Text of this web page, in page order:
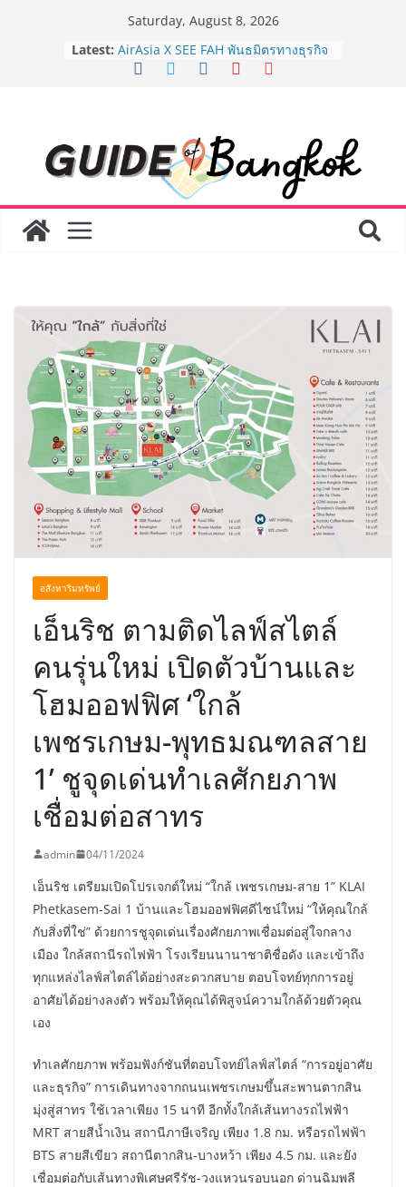
Saturday, August 8, 2026
Latest: AirAsia X SEE FAH พันธมิตรทางธุรกิจ
ยาวนานกว่า 20 ปี ต่อยอดเสิร์ฟความ
“BIO TRADE CONNECT 2026” ยก
ระดับผลิตภัณฑ์ท้องถิ่นสู่ตลาดเชิง
พาณิชย์อย่างยั่งยืน
LORDNINE จัดศึกคนดังสายเกม ไทย
ปะทะ ฟิลิปปินส์ ใน “Rise of the Tenth
ได้เตรียมนักเรียนเพียงเพื่อก้าวเข้าสู่
มหาวิทยาลัยเท่านั้น แต่ยังเตรียมพวก
เขาให้พร้อมเป็นผู้กำหนดอนาคต”
8.8 “ซูเลียน” รวมพลังนักธุรกิจทั่ว
ประเทศ จัดประชุมใหญ่แห่งปี พบ CEO
“ดร.ปิยะวัฒน์” ถ่ายทอดวิสัยทัศน์ธุรกิจ
พร้อมฟรีคอนเสิร์ต “โชค รถแห่” ยกวง
อสังหาริมทรัพย์
เอ็นริช ตามติดไลฟ์สไตล์
คนรุ่นใหม่ เปิดตัวบ้านและ
โฮมออฟฟิศ ‘ใกล้
เพชรเกษม-พุทธมณฑลสาย
1’ ชูจุดเด่นทำเลศักยภาพ
เชื่อมต่อสาทร
admin 04/11/2024
เอ็นริช เตรียมเปิดโปรเจกต์ใหม่ “ใกล้ เพชรเกษม-สาย 1” KLAI
Phetkasem-Sai 1 บ้านและโฮมออฟฟิศดีไซน์ใหม่ “ให้คุณใกล้
กับสิ่งที่ใช่” ด้วยการชูจุดเด่นเรื่องศักยภาพเชื่อมต่อสู่ใจกลาง
เมือง ใกล้สถานีรถไฟฟ้า โรงเรียนนานาชาติชื่อดัง และเข้าถึง
ทุกแหล่งไลฟ์สไตล์ได้อย่างสะดวกสบาย ตอบโจทย์ทุกการอยู่
อาศัยได้อย่างลงตัว พร้อมให้คุณได้พิสูจน์ความใกล้ด้วยตัวคุณ
เอง
ทำเลศักยภาพ พร้อมฟังก์ชันที่ตอบโจทย์ไลฟ์สไตล์ “การอยู่อาศัย
และธุรกิจ” การเดินทางจากถนนเพชรเกษมขึ้นสะพานตากสิน
มุ่งสู่สาทร ใช้เวลาเพียง 15 นาที อีกทั้งใกล้เส้นทางรถไฟฟ้า
MRT สายสีน้ำเงิน สถานีภาษีเจริญ เพียง 1.8 กม. หรือรถไฟฟ้า
BTS สายสีเขียว สถานีตากสิน-บางหว้า เพียง 4.5 กม. และยัง
เชื่อมต่อกับเส้นทางพิเศษศรีรัช-วงแหวนรอบนอก ด่านฉิมพลี